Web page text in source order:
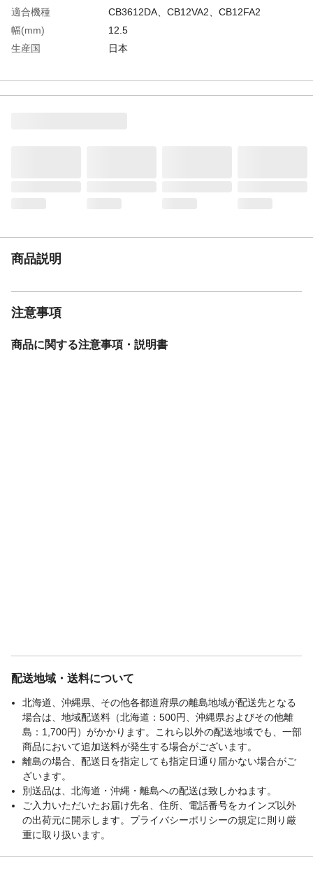
適合機種
CB3612DA、CB12VA2、CB12FA2
幅(mm)
12.5
生産国
日本
材質1
ハイス(マトリックス2)
商品説明
注意事項
商品に関する注意事項・説明書
配送地域・送料について
北海道、沖縄県、その他各都道府県の離島地域が配送先となる
場合は、地域配送料（北海道：500円、沖縄県およびその他離
島：1,700円）がかかります。これら以外の配送地域でも、一部
商品において追加送料が発生する場合がございます。
離島の場合、配送日を指定しても指定日通り届かない場合がご
ざいます。
別送品は、北海道・沖縄・離島への配送は致しかねます。
ご入力いただいたお届け先名、住所、電話番号をカインズ以外
の出荷元に開示します。プライバシーポリシーの規定に則り厳
重に取り扱います。